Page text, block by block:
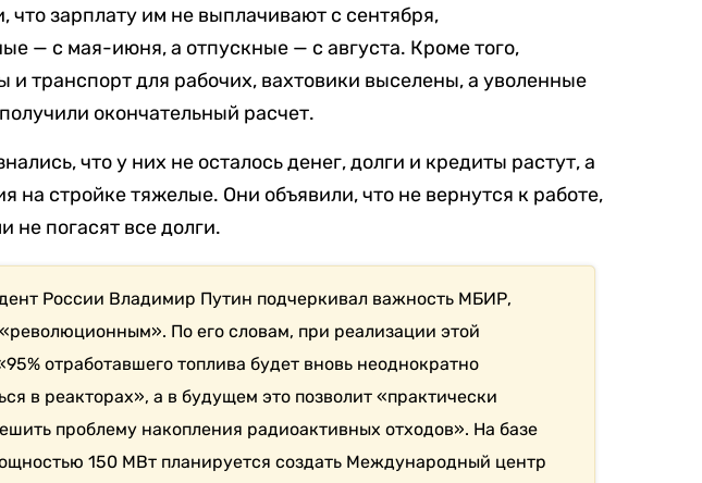
что зарплату им не выплачивают с сентября,
— с мая-июня, а отпускные — с августа. Кроме того,
и транспорт для рабочих, вахтовики выселены, а уволенные
окончательный расчет.
что у них не осталось денег, долги и кредиты растут, а
на стройке тяжелые. Они объявили, что не вернутся к работе,
не погасят все долги.
России Владимир Путин подчеркивал важность МБИР,
По его словам, при реализации этой
отработавшего топлива будет вновь неоднократно
в реакторах», а в будущем это позволит «практически
проблему накопления радиоактивных отходов». На базе
150 МВт планируется создать Международный центр